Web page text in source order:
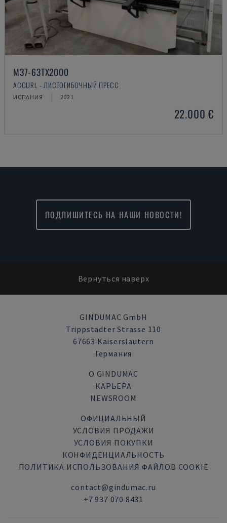
M37-63TX2000
ACCURL - ЛИСТОГИБОЧНЫЙ ПРЕСС
ИСПАНИЯ 2021
22.000 €
ПОДПИШИТЕСЬ НА НАШИ НОВОСТИ!
Вернуться наверх
GINDUMAC GmbH
Trippstadter Strasse 110
67663 Kaiserslautern
Германия
О GINDUMAC
КАРЬЕРА
NEWSROOM
ОФИЦИАЛЬНЫЙ
УСЛОВИЯ ПРОДАЖИ
УСЛОВИЯ ПОКУПКИ
КОНФИДЕНЦИАЛЬНОСТЬ
ПОЛИТИКА ИСПОЛЬЗОВАНИЯ ФАЙЛОВ COOKIE
contact@gindumac.ru
+7 937 070 8431